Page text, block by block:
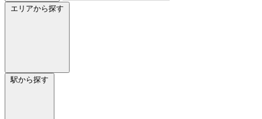
エリアから探す
駅から探す